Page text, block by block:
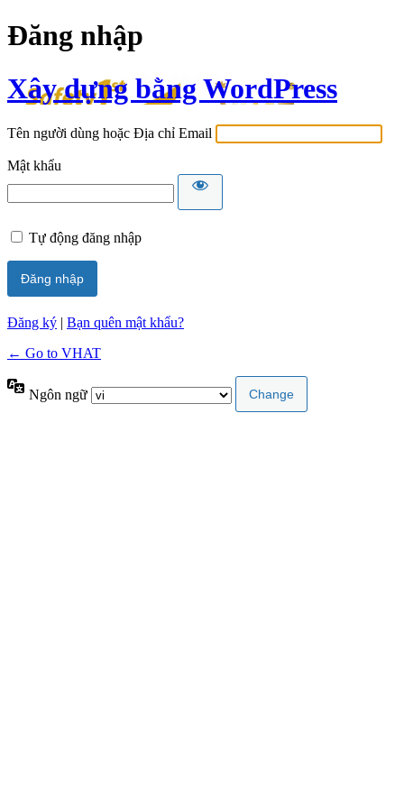
Đăng nhập
Xây dựng bằng WordPress
Tên người dùng hoặc Địa chỉ Email
Mật khẩu
Tự động đăng nhập
Đăng ký | Bạn quên mật khẩu?
← Go to VHAT
Ngôn ngữ